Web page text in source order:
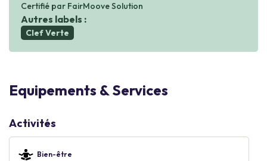
Certifié par FairMoove Solution
Autres labels :
Clef Verte
Equipements & Services
Activités
Bien-être